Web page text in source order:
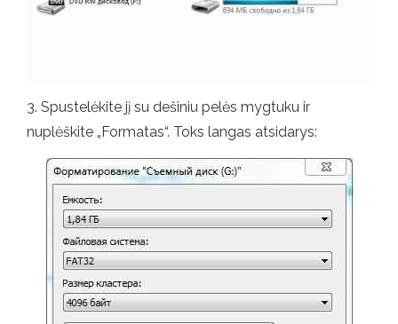
3. Spustelėkite jį su dešiniu pelės mygtuku ir
nuplėškite „Formatas“. Toks langas atsidarys: